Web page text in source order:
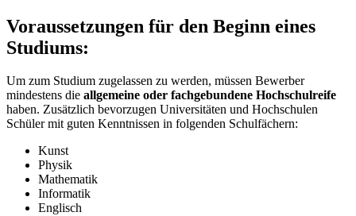
Voraussetzungen für den Beginn eines
Studiums:
Um zum Studium zugelassen zu werden, müssen Bewerber
mindestens die allgemeine oder fachgebundene Hochschulreife
haben. Zusätzlich bevorzugen Universitäten und Hochschulen
Schüler mit guten Kenntnissen in folgenden Schulfächern:
Kunst
Physik
Mathematik
Informatik
Englisch